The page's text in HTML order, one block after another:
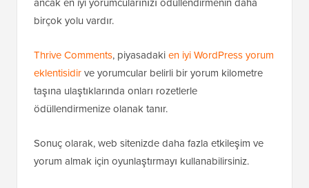
birçok yolu vardır.
Thrive Comments, piyasadakien iyi WordPress yorum
eklentisidirve yorumcular belirli bir yorum kilometre
taşına ulaştıklarında onları rozetlerle
ödüllendirmenize olanak tanır.
Sonuç olarak, web sitenizde daha fazla etkileşim ve
yorum almak için oyunlaştırmayı kullanabilirsiniz.